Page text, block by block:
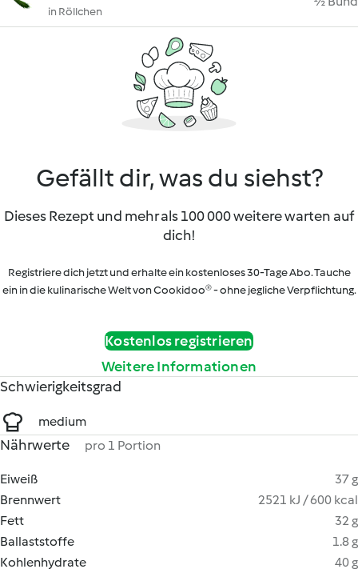
in Röllchen
Gefällt dir, was du siehst?
Dieses Rezept und mehr als 100 000 weitere warten auf
dich!
Registriere dich jetzt und erhalte ein kostenloses 30-Tage Abo. Tauche
ein in die kulinarische Welt von Cookidoo® - ohne jegliche Verpflichtung.
Kostenlos registrieren
Weitere Informationen
Schwierigkeitsgrad
medium
Nährwerte pro 1 Portion
Eiweiß
37 g
Brennwert
2521 kJ / 600 kcal
Fett
32 g
Ballaststoffe
1.8 g
Kohlenhydrate
40 g